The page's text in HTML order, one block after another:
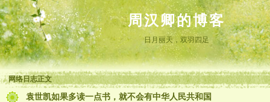
周汉卿的博客
日月丽天，双羽四足
网络日志正文
袁世凯如果多读一点书，就不会有中华人民共和国